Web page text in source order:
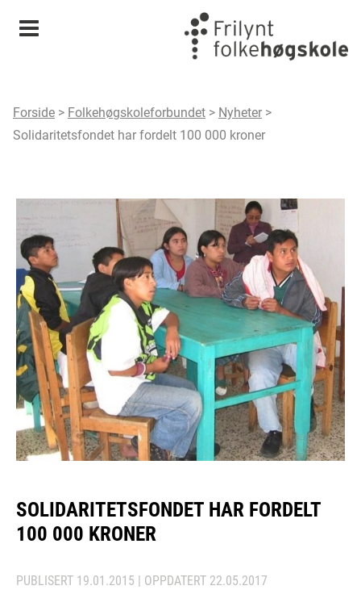
Meny
Forside > Folkehøgskoleforbundet > Nyheter >
Solidaritetsfondet har fordelt 100 000 kroner
SOLIDARITETSFONDET HAR FORDELT
100 000 KRONER
PUBLISERT 19.01.2015 | OPPDATERT 22.05.2017